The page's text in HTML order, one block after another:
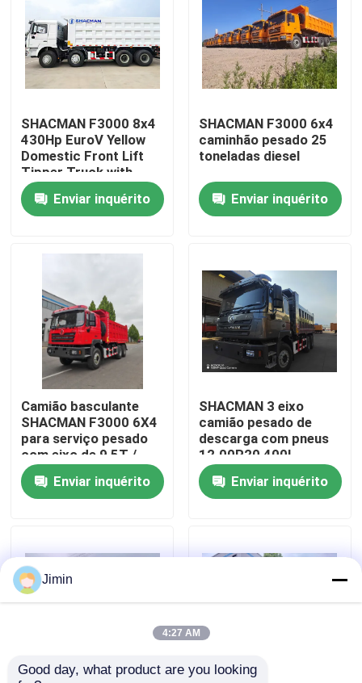
Para casa
Sobre nós
Visita à fábrica
Controle de qualidade
Contacte-nos
Solicite um orçamento
Caminhão basculante pesado
Caminhão do trator
SHACMAN F3000 8x4
430Hp EuroV Yellow
Domestic Front Lift
Tipper Truck with
300L Fuel Tank and
12.00R20 Tires
Enviar inquérito
SHACMAN F3000 6x4
caminhão pesado 25
toneladas diesel
Enviar inquérito
Camião basculante
SHACMAN F3000 6X4
para serviço pesado
com eixo de 9,5T /
2*16 T, tanque de
combustível de 300L e
distância entre eixos
Enviar inquérito
SHACMAN 3 eixo
camião pesado de
descarga com pneus
12.00R20 400L
tanque de combustível
e transmissão manual
430HP EuroII 25
Enviar inquérito
Jimin
4:27 AM
Good day, what product are you looking